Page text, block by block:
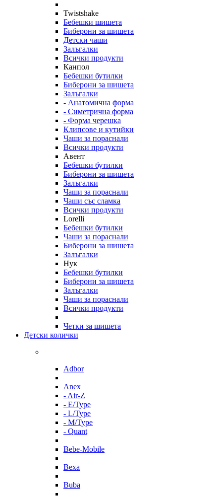
Twistshake
Бебешки шишета
Биберони за шишета
Детски чаши
Залъгалки
Всички продукти
Канпол
Бебешки бутилки
Биберони за шишета
Залъгалки
- Анатомична форма
- Симетрична форма
- Форма черешка
Клипсове и кутийки
Чаши за пораснали
Всички продукти
Авент
Бебешки бутилки
Биберони за шишета
Залъгалки
Чаши за пораснали
Чаши със сламка
Всички продукти
Lorelli
Бебешки бутилки
Чаши за пораснали
Биберони за шишета
Залъгалки
Нук
Бебешки бутилки
Биберони за шишета
Залъгалки
Чаши за пораснали
Всички продукти
Четки за шишета
Детски колички
Adbor
Anex
- Air-Z
- E/Type
- L/Type
- M/Type
- Quant
Bebe-Mobile
Bexa
Buba